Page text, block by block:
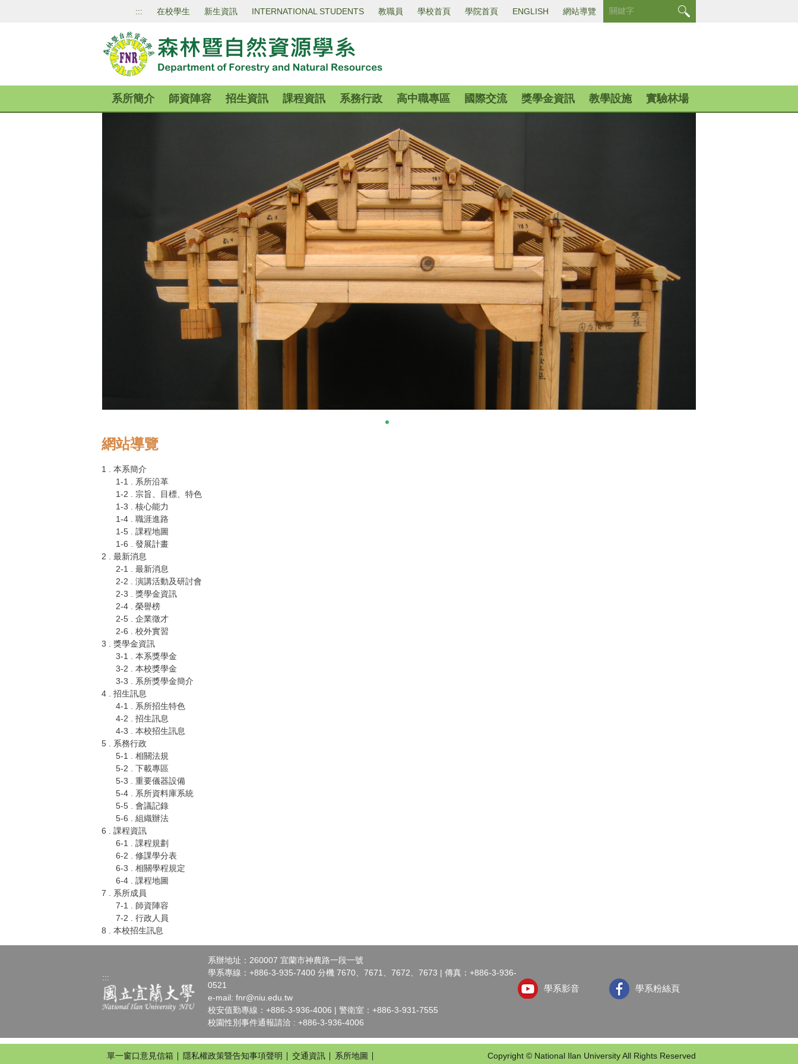
::: 在校學生 新生資訊 INTERNATIONAL STUDENTS 教職員 學校首頁 學院首頁 ENGLISH 網站導覽
系所簡介 師資陣容 招生資訊 課程資訊 系務行政 高中職專區 國際交流 獎學金資訊 教學設施 實驗林場
網站導覽
1 . 本系簡介
1-1 . 系所沿革
1-2 . 宗旨、目標、特色
1-3 . 核心能力
1-4 . 職涯進路
1-5 . 課程地圖
1-6 . 發展計畫
2 . 最新消息
2-1 . 最新消息
2-2 . 演講活動及研討會
2-3 . 獎學金資訊
2-4 . 榮譽榜
2-5 . 企業徵才
2-6 . 校外實習
3 . 獎學金資訊
3-1 . 本系獎學金
3-2 . 本校獎學金
3-3 . 系所獎學金簡介
4 . 招生訊息
4-1 . 系所招生特色
4-2 . 招生訊息
4-3 . 本校招生訊息
5 . 系務行政
5-1 . 相關法規
5-2 . 下載專區
5-3 . 重要儀器設備
5-4 . 系所資料庫系統
5-5 . 會議記錄
5-6 . 組織辦法
6 . 課程資訊
6-1 . 課程規劃
6-2 . 修課學分表
6-3 . 相關學程規定
6-4 . 課程地圖
7 . 系所成員
7-1 . 師資陣容
7-2 . 行政人員
8 . 本校招生訊息
:::
系辦地址：260007 宜蘭市神農路一段一號
學系專線：+886-3-935-7400 分機 7670、7671、7672、7673 | 傳真：+886-3-936-
0521
e-mail:fnr@niu.edu.tw
校安值勤專線：+886-3-936-4006 | 警衛室：+886-3-931-7555
校園性別事件通報請洽 : +886-3-936-4006
學系影音 學系粉絲頁
單一窗口意見信箱 隱私權政策暨告知事項聲明 交通資訊 系所地圖 Copyright © National Ilan University All Rights Reserved